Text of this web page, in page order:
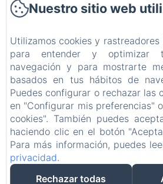
Inicio
Habitaciones
Contacto
Nuestro sitio web
Utilizamos cookies y
para entender y optimizar
navegación y para mostrarte
basados en tus hábitos de
Puedes configurar o rechazar las
en "Configurar mis preferencias"
cookies". También puedes
haciendo clic en el botón
Para más información, puedes
privacidad.
Rechazar todas